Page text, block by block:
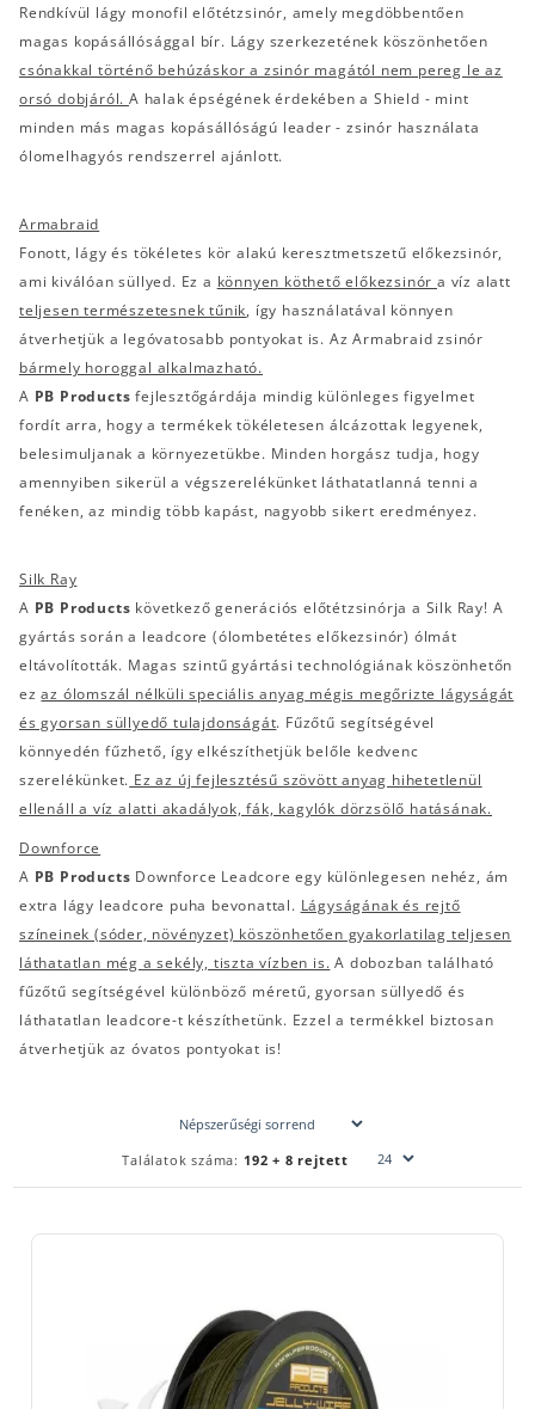
Rendkívül lágy monofil előtétzsinór, amely megdöbbentően
magas kopásállósággal bír. Lágy szerkezetének köszönhetően
csónakkal történő behúzáskor a zsinór magától nem pereg le az
orsó dobjáról.A halak épségének érdekében a Shield - mint
minden más magas kopásállóságú leader - zsinór használata
ólomelhagyós rendszerrel ajánlott.
Armabraid
Fonott, lágy és tökéletes kör alakú keresztmetszetű előkezsinór,
ami kiválóan süllyed. Ez a könnyen köthető előkezsinóra víz alatt
teljesen természetesnek tűnik, így használatával könnyen
átverhetjük a legóvatosabb pontyokat is. Az Armabraid zsinór
bármely horoggal alkalmazható.
A PB Products fejlesztőgárdája mindig különleges figyelmet
fordít arra, hogy a termékek tökéletesen álcázottak legyenek,
belesimuljanak a környezetükbe. Minden horgász tudja, hogy
amennyiben sikerül a végszerelékünket láthatatlanná tenni a
fenéken, az mindig több kapást, nagyobb sikert eredményez.
Silk Ray
A PB Products következő generációs előtétzsinórja a Silk Ray! A
gyártás során a leadcore (ólombetétes előkezsinór) ólmát
eltávolították. Magas szintű gyártási technológiának köszönhetőn
ezaz ólomszál nélküli speciális anyag mégis megőrizte lágyságát
és gyorsan süllyedő tulajdonságát. Fűzőtű segítségével
könnyedén fűzhető, így elkészíthetjük belőle kedvenc
szerelékünket. Ez az új fejlesztésű szövött anyag hihetetlenül
ellenáll a víz alatti akadályok, fák, kagylók dörzsölő hatásának.
Downforce
A PB Products Downforce Leadcore egy különlegesen nehéz, ám
extra lágy leadcore puha bevonattal. Lágyságának és rejtő
színeinek (sóder, növényzet) köszönhetően gyakorlatilag teljesen
láthatatlan még a sekély, tiszta vízben is. A dobozban található
fűzőtű segítségével különböző méretű, gyorsan süllyedő és
láthatatlan leadcore-t készíthetünk. Ezzel a termékkel biztosan
átverhetjük az óvatos pontyokat is!
Találatok száma: 192 + 8 rejtett